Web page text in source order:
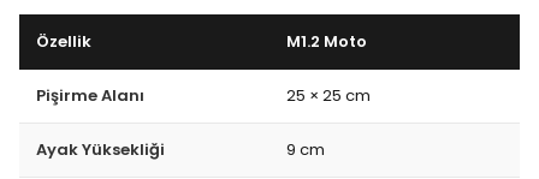
Özellik M1.2 Moto
Pişirme Alanı 25 × 25 cm
Ayak Yüksekliği 9 cm